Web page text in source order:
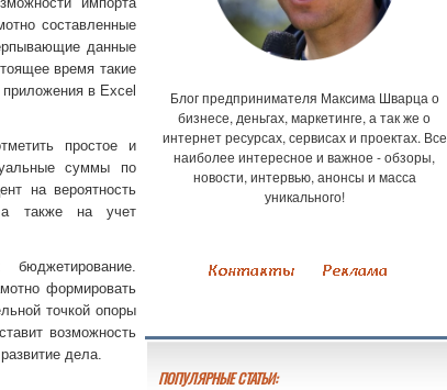
составленные
данные
время такие
в Excel
простое и
суммы по
на вероятность
а также на учет
формировать
точкой опоры
возможность
дела.
Блог предпринимателя Максима Шварца о
бизнесе, деньгах, маркетинге, а так же о
интернет ресурсах, сервисах и проектах. Все
наиболее интересное и важное - обзоры,
новости, интервью, анонсы и масса
уникального!
ПОПУЛЯРНЫЕ СТАТЬИ: